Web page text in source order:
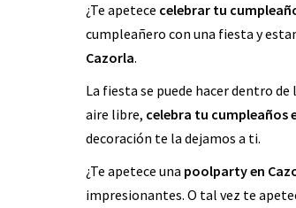
¿Te apetece celebrar tu
cumpleañero con una fiesta y
Cazorla.
La fiesta se puede hacer dentro
aire libre, celebra tu cumpleaños
decoración te la dejamos a ti.
¿Te apetece una poolparty en
impresionantes. O tal vez te